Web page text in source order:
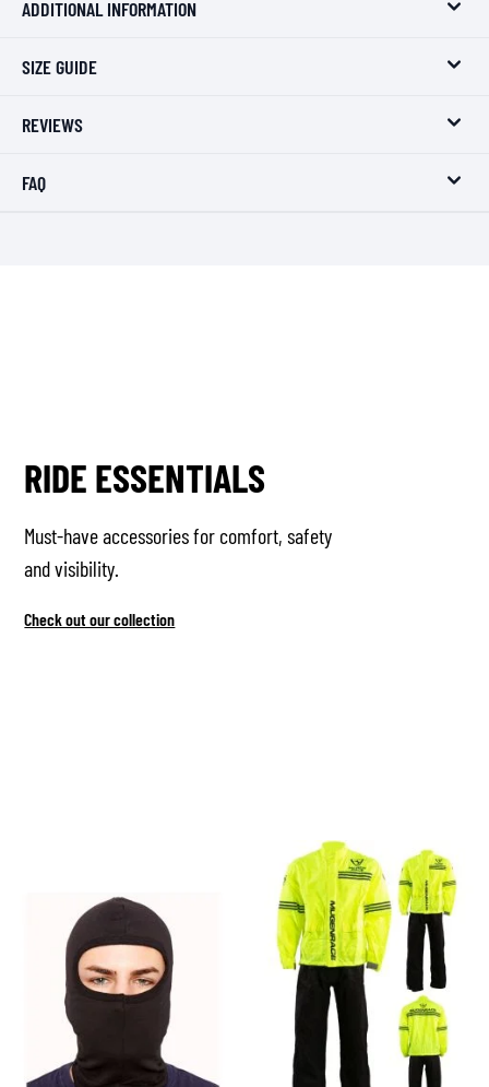
ADDITIONAL INFORMATION
SIZE GUIDE
REVIEWS
FAQ
RIDE ESSENTIALS
Must-have accessories for comfort, safety
and visibility.
Check out our collection